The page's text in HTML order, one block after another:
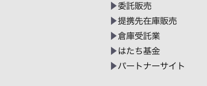
委託販売
提携先在庫販売
倉庫受託業
はたち基金
パートナーサイト